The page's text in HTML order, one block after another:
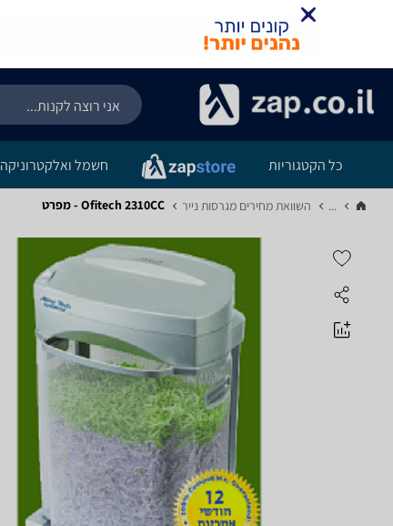
כל הקטגוריות חשמל ואלקטרוניקה
... השוואת מחירים מגרסות נייר‏ Ofitech 2310CC - מפרט